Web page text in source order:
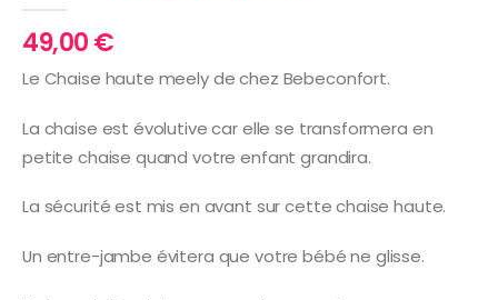
49,00€
Le Chaise haute meely de chez Bebeconfort.
La chaise est évolutive car elle se transformera en
petite chaise quand votre enfant grandira.
La sécurité est mis en avant sur cette chaise haute.
Un entre-jambe évitera que votre bébé ne glisse.